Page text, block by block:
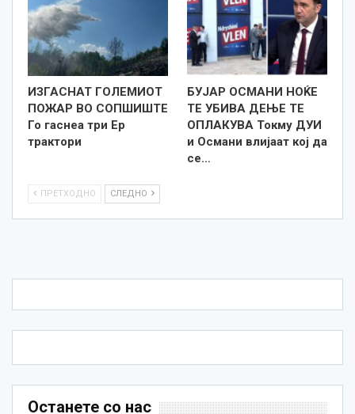
ИЗГАСНАТ ГОЛЕМИОТ
ПОЖАР ВО СОПШИШТЕ
Го гаснеа три Ер
трактори
БУЈАР ОСМАНИ НОЌЕ
ТЕ УБИВА ДЕЊЕ ТЕ
ОПЛАКУВА Токму ДУИ
и Османи влијаат кој да
се…
ПРЕТХОДНО СЛЕДНО
Останете со нас